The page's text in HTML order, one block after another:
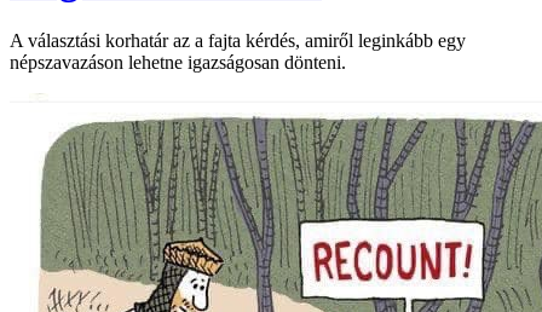
A választási korhatár az a fajta kérdés, amiről leginkább egy
népszavazáson lehetne igazságosan dönteni.